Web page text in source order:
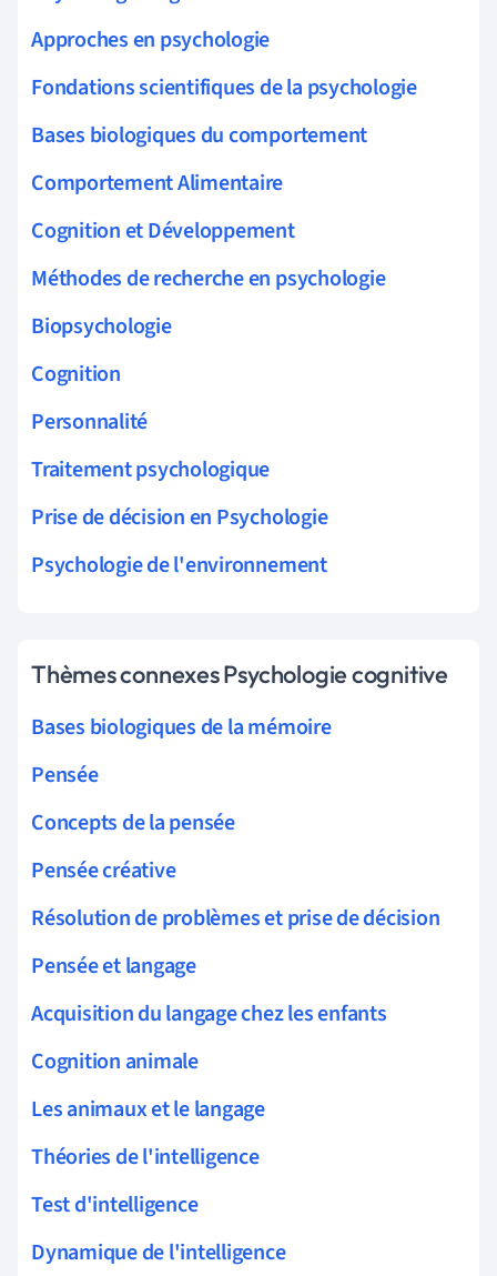
Approches en psychologie
Fondations scientifiques de la psychologie
Bases biologiques du comportement
Comportement Alimentaire
Cognition et Développement
Méthodes de recherche en psychologie
Biopsychologie
Cognition
Personnalité
Traitement psychologique
Prise de décision en Psychologie
Psychologie de l'environnement
Thèmes connexes Psychologie cognitive
Bases biologiques de la mémoire
Pensée
Concepts de la pensée
Pensée créative
Résolution de problèmes et prise de décision
Pensée et langage
Acquisition du langage chez les enfants
Cognition animale
Les animaux et le langage
Théories de l'intelligence
Test d'intelligence
Dynamique de l'intelligence